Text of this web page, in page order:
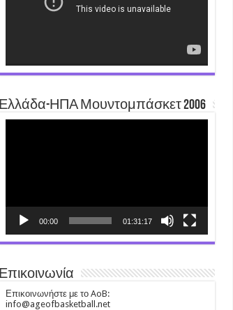
Ελλάδα-ΗΠΑ Μουντομπάσκετ 2006
00:00 01:31:17
Επικοινωνία
Επικοινωνήστε με το AoB:
info@ageofbasketball.net